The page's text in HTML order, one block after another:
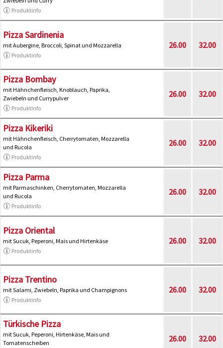
Produktinfo
Pizza Sardinenia
mit Aubergine, Broccoli, Spinat und Mozzarella
Produktinfo
26.00 32.00
Pizza Bombay
mit Hähnchenfleisch, Knoblauch, Paprika,
Zwiebeln und Currypulver
Produktinfo
26.00 32.00
Pizza Kikeriki
mit Hähnchenfleisch, Cherrytomaten, Mozzarella
und Rucola
Produktinfo
26.00 32.00
Pizza Parma
mit Parmaschinken, Cherrytomaten, Mozzarella
und Rucola
Produktinfo
26.00 32.00
Pizza Oriental
mit Sucuk, Peperoni, Mais und Hirtenkäse
Produktinfo
26.00 32.00
Pizza Trentino
mit Salami, Zwiebeln, Paprika und Champignons
Produktinfo
26.00 32.00
Türkische Pizza
mit Sucuk, Peperoni, Hirtenkäse, Mais und
Tomatenscheiben
26.00 32.00